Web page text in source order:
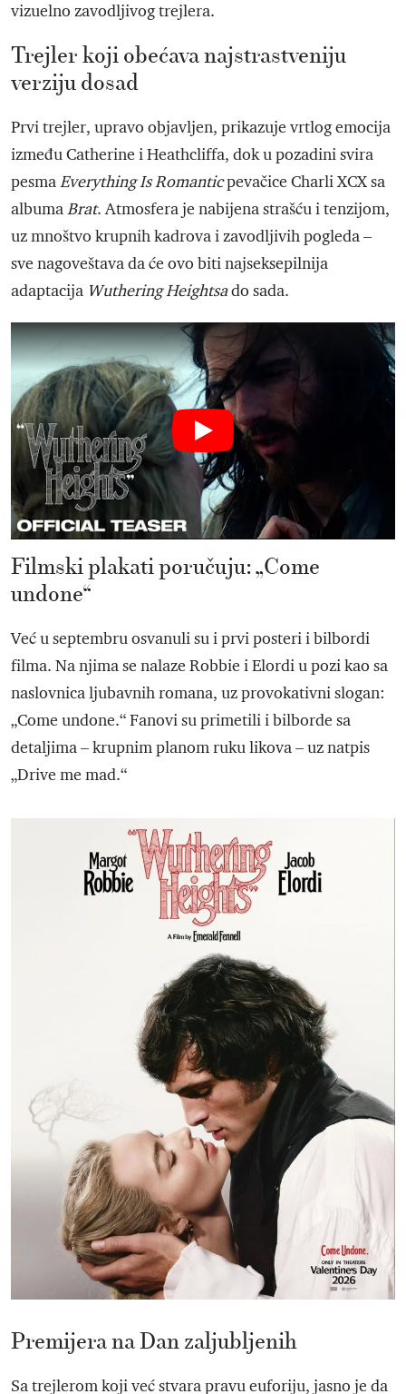
vizuelno zavodljivog trejlera.
Trejler koji obećava najstrastveniju
verziju dosad
Prvi trejler, upravo objavljen, prikazuje vrtlog emocija
između Catherine i Heathcliffa, dok u pozadini svira
pesmaEverything Is Romanticpevačice Charli XCX sa
albumaBrat. Atmosfera je nabijena strašću i tenzijom,
uz mnoštvo krupnih kadrova i zavodljivih pogleda –
sve nagoveštava da će ovo biti najseksepilnija
adaptacija Wuthering Heightsado sada.
Filmski plakati poručuju: „Come
undone“
Već u septembru osvanuli su i prvi posteri i bilbordi
filma. Na njima se nalaze Robbie i Elordi u pozi kao sa
naslovnica ljubavnih romana, uz provokativni slogan:
„Come undone.“ Fanovi su primetili i bilborde sa
detaljima – krupnim planom ruku likova – uz natpis
„Drive me mad.“
Premijera na Dan zaljubljenih
Sa trejlerom koji već stvara pravu euforiju, jasno je da